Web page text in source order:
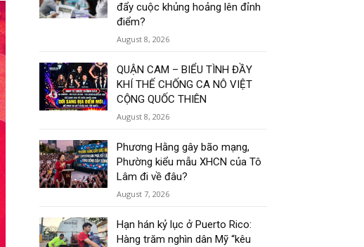
đẩy cuộc khủng hoảng lên đỉnh
điểm?
August 8, 2026
QUẬN CAM – BIỂU TÌNH ĐẦY
KHÍ THẾ CHỐNG CA NÔ VIỆT
CỘNG QUỐC THIÊN
August 8, 2026
Phương Hằng gây bão mạng,
Phường kiểu mẫu XHCN của Tô
Lâm đi về đâu?
August 7, 2026
Hạn hán kỷ lục ở Puerto Rico:
Hàng trăm nghìn dân Mỹ “kêu